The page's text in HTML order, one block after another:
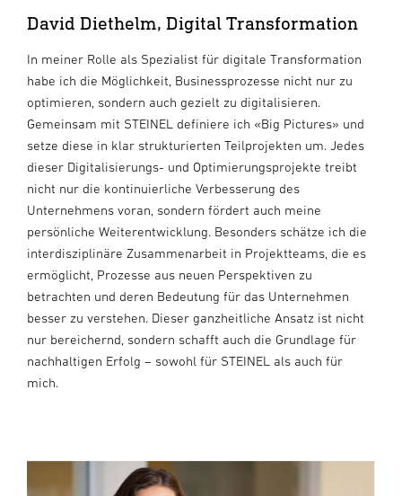
David Diethelm, Digital Transformation
In meiner Rolle als Spezialist für digitale Transformation
habe ich die Möglichkeit, Businessprozesse nicht nur zu
optimieren, sondern auch gezielt zu digitalisieren.
Gemeinsam mit STEINEL definiere ich «Big Pictures» und
setze diese in klar strukturierten Teilprojekten um. Jedes
dieser Digitalisierungs- und Optimierungsprojekte treibt
nicht nur die kontinuierliche Verbesserung des
Unternehmens voran, sondern fördert auch meine
persönliche Weiterentwicklung. Besonders schätze ich die
interdisziplinäre Zusammenarbeit in Projektteams, die es
ermöglicht, Prozesse aus neuen Perspektiven zu
betrachten und deren Bedeutung für das Unternehmen
besser zu verstehen. Dieser ganzheitliche Ansatz ist nicht
nur bereichernd, sondern schafft auch die Grundlage für
nachhaltigen Erfolg – sowohl für STEINEL als auch für
mich.